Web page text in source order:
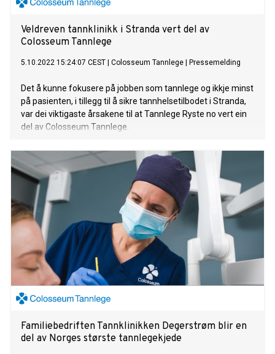
Veldreven tannklinikk i Stranda vert del av
Colosseum Tannlege
5.10.2022 15:24:07 CEST Colosseum Tannlege Pressemelding
Det å kunne fokusere på jobben som tannlege og ikkje minst
på pasienten, i tillegg til å sikre tannhelsetilbodet i Stranda,
var dei viktigaste årsakene til at Tannlege Ryste no vert ein
del av Colosseum Tannlege.
Familiebedriften Tannklinikken Degerstrøm blir en
del av Norges største tannlegekjede